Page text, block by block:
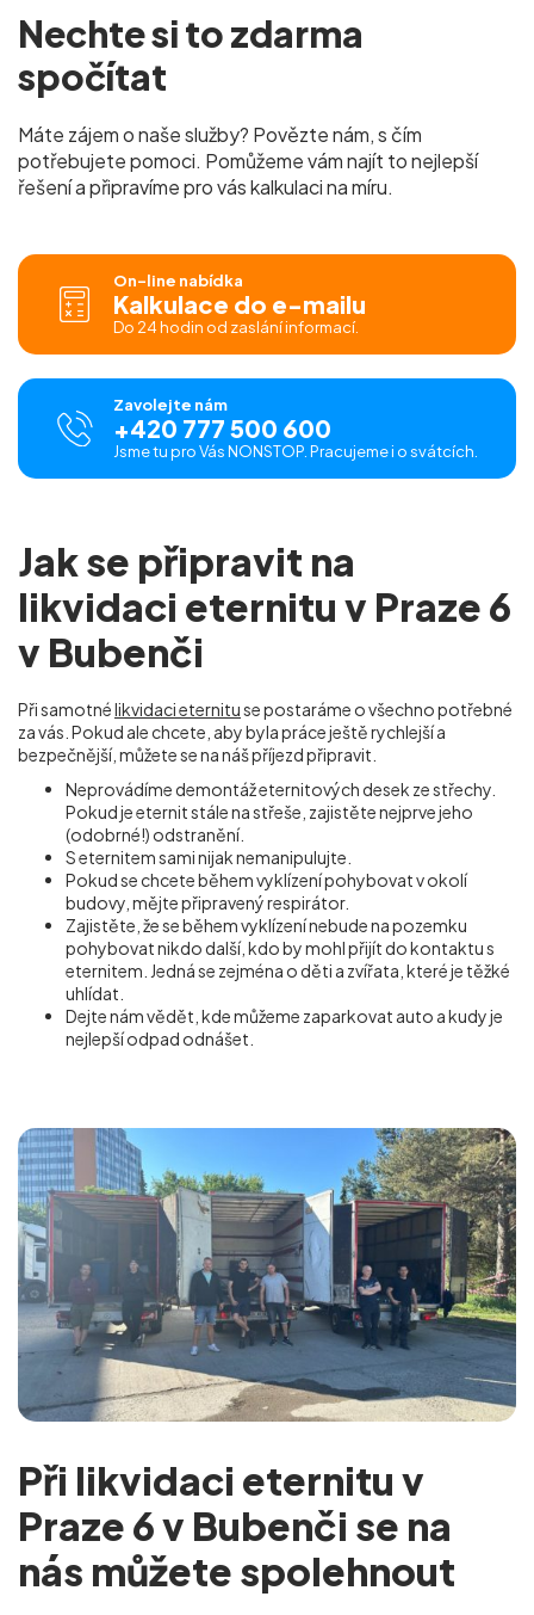
Nechte si tozdarma
spočítat
Máte zájem o naše služby? Povězte nám, s čím
potřebujete pomoci. Pomůžeme vám najít to nejlepší
řešení a připravíme pro váskalkulaci na míru.
On-line nabídka
Kalkulace do e-mailu
Do 24 hodin od zaslání informací.
Zavolejte nám
+420 777 500 600
Jsme tu pro Vás NONSTOP. Pracujeme i o svátcích.
Jak se připravit na
likvidaci eternitu v Praze 6
v Bubenči
Při samotnélikvidaci eternituse postaráme o všechno potřebné
za vás. Pokud ale chcete, aby byla práce ještě rychlejší a
bezpečnější, můžete se na náš příjezd připravit.
Neprovádíme demontáž eternitových desek ze střechy.
Pokud je eternit stále na střeše, zajistěte nejprve jeho
(odobrné!) odstranění.
S eternitem sami nijak nemanipulujte.
Pokud se chcete během vyklízení pohybovat v okolí
budovy, mějte připravený respirátor.
Zajistěte, že se během vyklízení nebude na pozemku
pohybovat nikdo další, kdo by mohl přijít do kontaktu s
eternitem. Jedná se zejména o děti a zvířata, které je těžké
uhlídat.
Dejte nám vědět, kde můžeme zaparkovat auto a kudy je
nejlepší odpad odnášet.
Při likvidaci eternitu v
Praze 6 v Bubenči se na
nás můžete spolehnout